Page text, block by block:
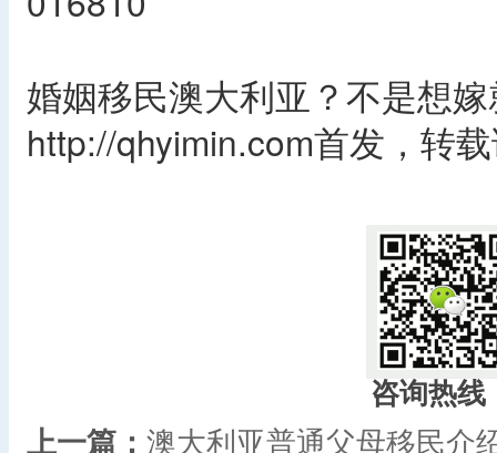
婚姻移民澳大利亚？不是想
http://qhyimin.com首发，转
咨询热线
上一篇： 澳大利亚普通父母移民介